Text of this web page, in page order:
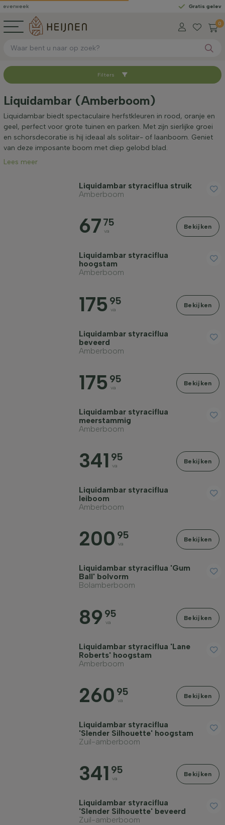
Gratis geleverdvanaf
0
Sorteer op
Beschikbaar
Worteltype
Volwassen hoogte (cm)
Volwassen hoogte in meter
Volwassen breedte in meter
Filters
Liquidambar (Amberboom)
Liquidambar biedt spectaculaire herfstkleuren in rood, oranje en
geel, perfect voor grote tuinen en parken. Met zijn sierlijke groei
en schorsdecoratie is hij ideaal als solitair- of laanboom. Geniet
van deze imposante boom met diep gelobd blad.
Lees meer
Liquidambar styraciflua struik
Amberboom
67 75
va
Bekijken
Liquidambar styraciflua
hoogstam
Amberboom
175 95
va
Bekijken
Liquidambar styraciflua
beveerd
Amberboom
175 95
va
Bekijken
Liquidambar styraciflua
meerstammig
Amberboom
341 95
va
Bekijken
Liquidambar styraciflua
leiboom
Amberboom
200 95
va
Bekijken
Liquidambar styraciflua 'Gum
Ball' bolvorm
Bolamberboom
89 95
va
Bekijken
Liquidambar styraciflua 'Lane
Roberts' hoogstam
Amberboom
260 95
va
Bekijken
Liquidambar styraciflua
'Slender Silhouette' hoogstam
Zuil-amberboom
341 95
va
Bekijken
Liquidambar styraciflua
'Slender Silhouette' beveerd
Zuil-amberboom